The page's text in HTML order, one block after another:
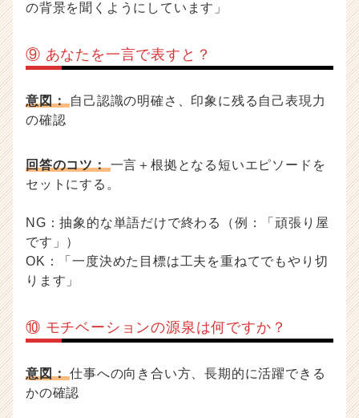
の背景を聞くようにしています」
⑨ あなたを一言で表すと？
意図：自己認識の明確さ、印象に残る自己表現力
の確認
回答のコツ：一言＋根拠となる短いエピソードを
セットにする。
NG：抽象的な単語だけで終わる（例：「頑張り屋
です」）
OK：「一度決めた目標は工夫を重ねてでもやり切
ります」
⑩ モチベーションの源泉は何ですか？
意図：仕事への向き合い方、長期的に活躍できる
かの確認